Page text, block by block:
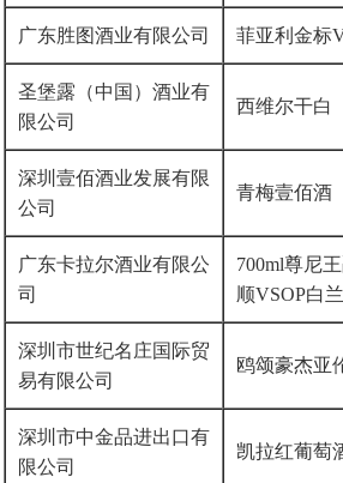
广东胜图酒业有限公司 菲亚利金标
圣堡露（中国）酒业有
限公司
西维尔干白
深圳壹佰酒业发展有限
公司
青梅壹佰酒
广东卡拉尔酒业有限公
司
700ml尊尼
顺VSOP白
深圳市世纪名庄国际贸
易有限公司
鸥颂豪杰亚
深圳市中金品进出口有
限公司
凯拉红葡萄